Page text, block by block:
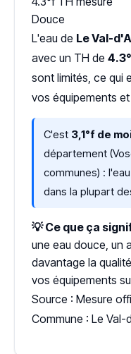
Douce
L'eau de Le Val-
avec un TH de
sont limités, ce qui
vos équipements
C'est 3,1°f de
département
communes) :
dans la plupart
💡 Ce que ça
une eau douce, un
davantage la
vos équipements
Source : Mesure
Commune : Le